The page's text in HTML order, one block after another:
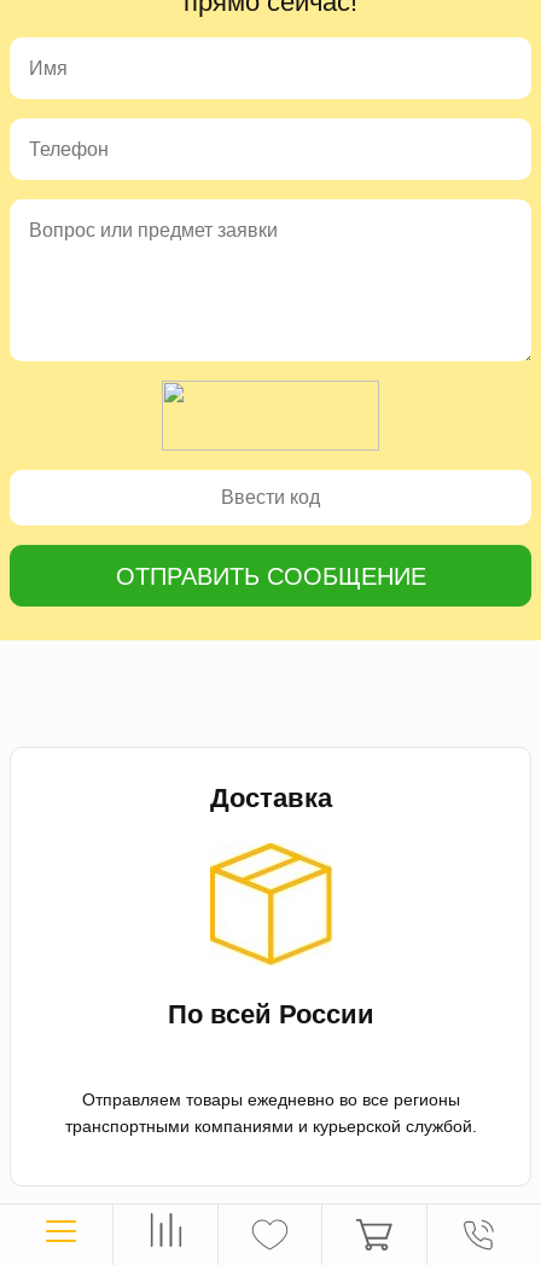
ОТПРАВИТЬ СООБЩЕНИЕ
Доставка
По всей России
Отправляем товары ежедневно во все регионы
транспортными компаниями и курьерской службой.
Оплата